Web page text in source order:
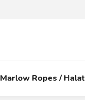
Marlow Ropes / Halat